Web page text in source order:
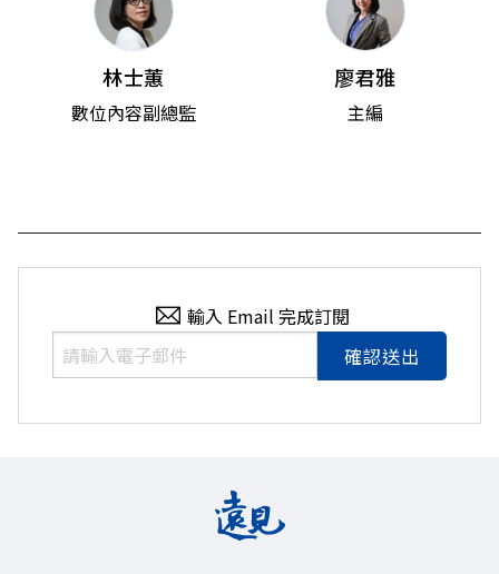
林士蕙
數位內容副總監
廖君雅
主編
輸入 Email 完成訂閱
確認送出